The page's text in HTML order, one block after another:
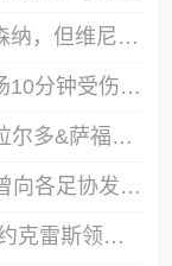
博主：皇马给出的报价仍低于阿森纳，但维尼修斯认可前者的诚意
祝好！阿森纳小将科普利替补出场10分钟受伤，被搀扶离场
巴黎vs马略卡首发：K77领衔 贝拉尔多&萨福诺夫出战 多人轮换
一键支持因凡蒂诺！天空：FIFA曾向各足协发预制信函，签名已填好
阿森纳VS贝蒂斯首发：哈弗茨、约克雷斯领衔，道曼、措利斯出战